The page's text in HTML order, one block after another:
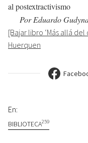
al postextractivismo
Por Eduardo
[Bajar libro ‘Más allá del
Huerquen
En:
BIBLIOTECA259